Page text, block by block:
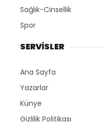
Sağlık-Cinsellik
Spor
SERVİSLER
Ana Sayfa
Yazarlar
Künye
Gizlilik Politikası